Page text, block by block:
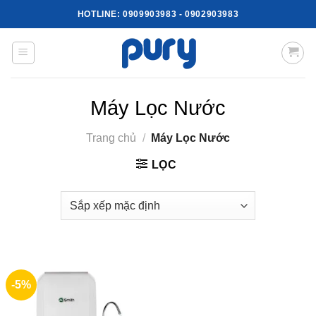
to
content
HOTLINE:0909903983 -0902903983
Máy Lọc Nước
Trang chủ / Máy Lọc Nước
LỌC
-5%